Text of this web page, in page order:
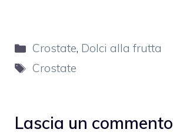
Categorie
Crostate, Dolci alla frutta
Tag
Crostate
Lascia un commento